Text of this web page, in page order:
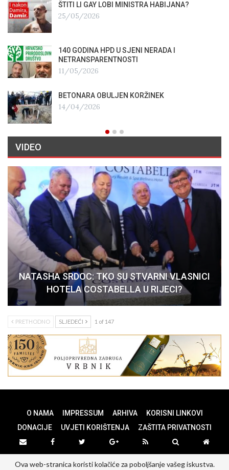
ŠTITI LI GAY LOBI MINISTRA HABIJANA?
25/05/2026
140 GODINA HPD U SJENI NERADA I
NETRANSPARENTNOSTI
11/05/2026
BETONARA OBULJEN KORŽINEK
14/04/2026
VIDEO
NATASHA SRDOC: TKO SU STVARNI VLASNICI
HOTELA COSTABELLA U RIJECI?
PRETHODNO SLJEDEĆI 1 of 147
O NAMA IMPRESSUM ARHIVA
KORISNI LINKOVI
DONACIJE
UVJETI KORIŠTENJA ZAŠTITA PRIVATNOSTI
Ova web-stranica koristi kolačiće za poboljšanje vašeg iskustva.